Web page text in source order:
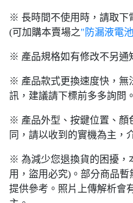
※ 長時間不使用時，請取下
(可加購本賣場之"防漏液電
※ 產品規格如有修改不另通
※ 產品款式更換速度快，無
訊，建議請下標前多多詢問。
※ 產品外型、按鍵位置、顏
同，請以收到的實機為主，
※ 為減少您退換貨的困擾，
用，盜用必究)。部分商品
提供參考。照片上傳解析會